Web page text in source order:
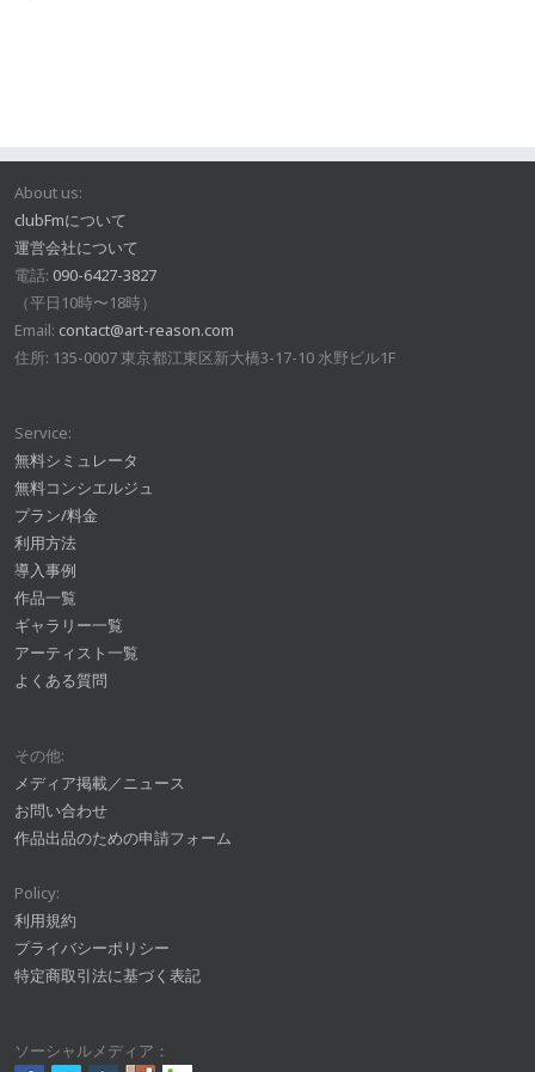
About us:
clubFmについて
運営会社について
電話: 090-6427-3827
（平日10時〜18時）
Email: contact@art-reason.com
住所: 135-0007 東京都江東区新大橋3-17-10 水野ビル1F
Service:
無料シミュレータ
無料コンシエルジュ
プラン/料金
利用方法
導入事例
作品一覧
ギャラリー一覧
アーティスト一覧
よくある質問
その他:
メディア掲載／ニュース
お問い合わせ
作品出品のための申請フォーム
Policy:
利用規約
プライバシーポリシー
特定商取引法に基づく表記
ソーシャルメディア：